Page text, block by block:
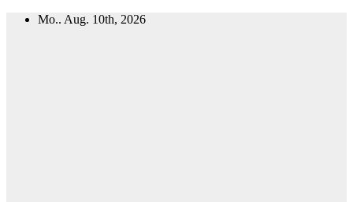
Zum
Mo.. Aug. 10th, 2026